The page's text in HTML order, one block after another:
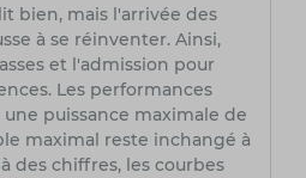
bien, mais l'arrivée des
à se réinventer. Ainsi,
et l'admission pour
Les performances
puissance maximale de
maximal reste inchangé à
des chiffres, les courbes